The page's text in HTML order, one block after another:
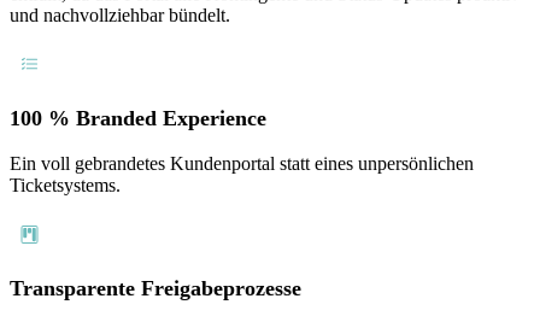
und nachvollziehbar bündelt.
100 % Branded Experience
Ein voll gebrandetes Kundenportal statt eines unpersönlichen
Ticketsystems.
Transparente Freigabeprozesse